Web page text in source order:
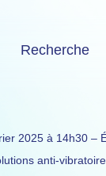
Recherche
2025 à 14h30 –
anti-